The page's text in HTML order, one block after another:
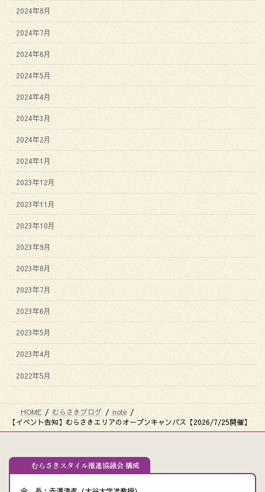
2024年8月
2024年7月
2024年6月
2024年5月
2024年4月
2024年3月
2024年2月
2024年1月
2023年12月
2023年11月
2023年10月
2023年9月
2023年8月
2023年7月
2023年6月
2023年5月
2023年4月
2022年5月
HOME むらさきブログ
note
【イベント告知】むらさきエリアのオープンキャンパス【2026/7/25開催】
むらさきスタイル推進協議会 構成